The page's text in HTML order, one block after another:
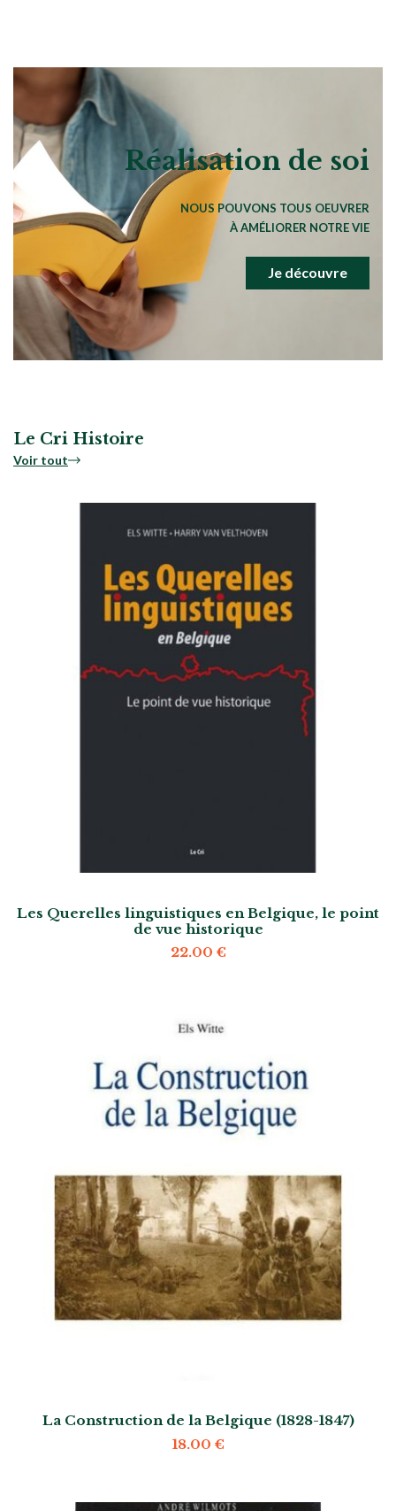
Réalisation de soi
NOUS POUVONS TOUS OEUVRER
À AMÉLIORER NOTRE VIE
Je découvre
Le Cri Histoire
Voir tout
Les Querelles linguistiques en Belgique, le point
de vue historique
22.00 €
La Construction de la Belgique (1828-1847)
18.00 €